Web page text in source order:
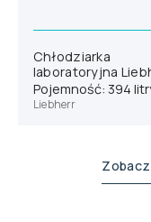
Chłodziarka
laboratoryjna
SRFfg 4001
Pojemność: 394
Liebherr